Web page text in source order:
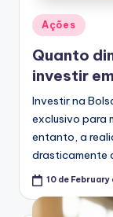
Posted
in
Ações
Quanto
investir
Investir na
exclusivo para
entanto, a
drasticamente
10 de February